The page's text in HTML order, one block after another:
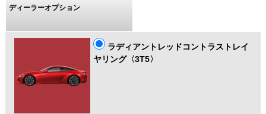
ディーラーオプション
ラディアントレッドコントラストレイ
ヤリング〈3T5〉